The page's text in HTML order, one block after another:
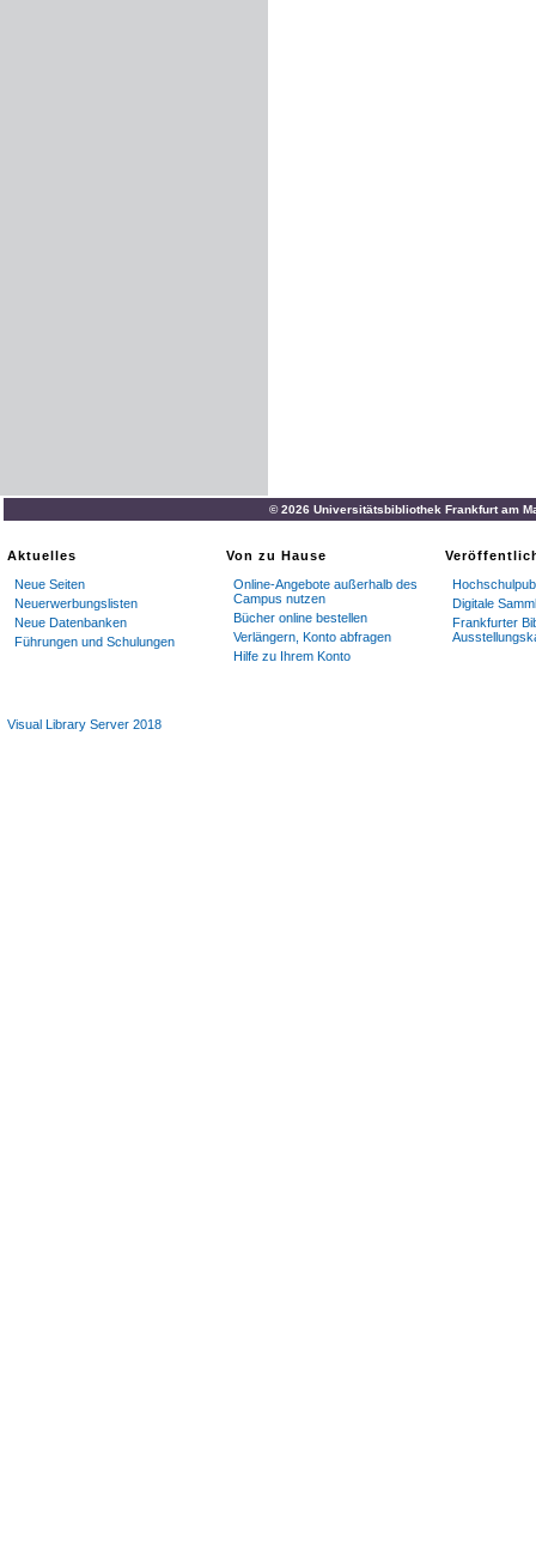
© 2026 Universitätsbibliothek Frankfurt am
Aktuelles
Neue Seiten
Neuerwerbungslisten
Neue Datenbanken
Führungen und Schulungen
Von zu Hause
Online-Angebote außerhalb des
Campus nutzen
Bücher online bestellen
Verlängern, Konto abfragen
Hilfe zu Ihrem Konto
Digitale
Frankfurter
Visual Library Server 2018